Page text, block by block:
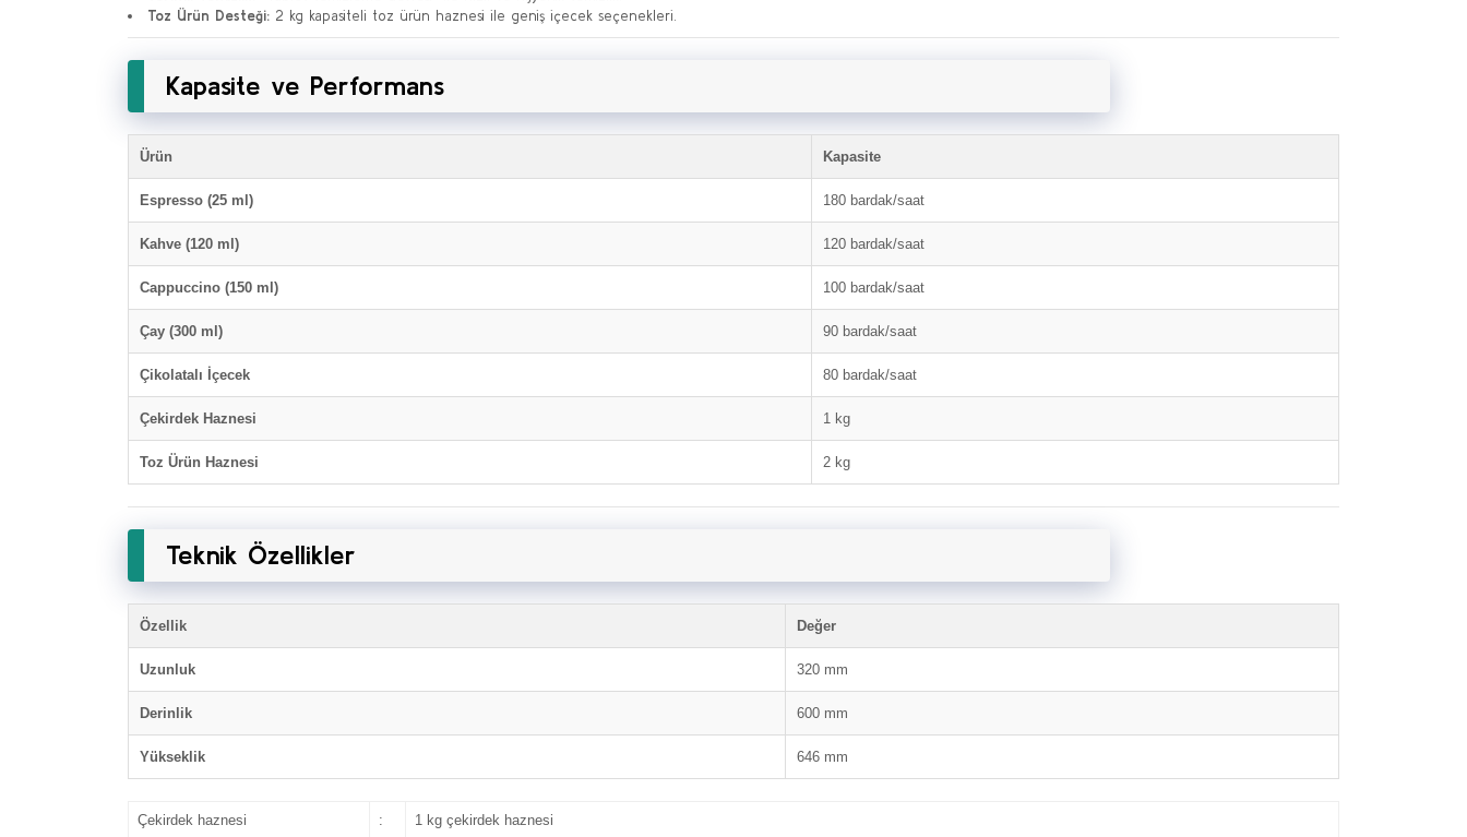
Toz Ürün Desteği: 2 kg kapasiteli toz ürün haznesi ile geniş içecek seçenekleri.
Kapasite ve Performans
Ürün Kapasite
Espresso (25 ml) 180 bardak/saat
Kahve (120 ml) 120 bardak/saat
Cappuccino (150 ml) 100 bardak/saat
Çay (300 ml) 90 bardak/saat
Çikolatalı İçecek 80 bardak/saat
Çekirdek Haznesi 1 kg
Toz Ürün Haznesi 2 kg
Teknik Özellikler
Özellik Değer
Uzunluk 320 mm
Derinlik 600 mm
Yükseklik 646 mm
Çekirdek haznesi : 1 kg çekirdek haznesi